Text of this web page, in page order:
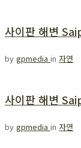
사이판 해변
by gpmedia in 자연
사이판 해변
by gpmedia in 자연